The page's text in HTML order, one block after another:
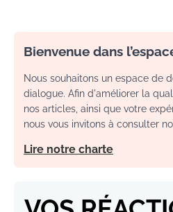
Bienvenue dans
Nous souhaitons un espace de
dialogue. Afin d'améliorer la
nos articles, ainsi que votre
nous vous invitons à consulter
Lire notre charte